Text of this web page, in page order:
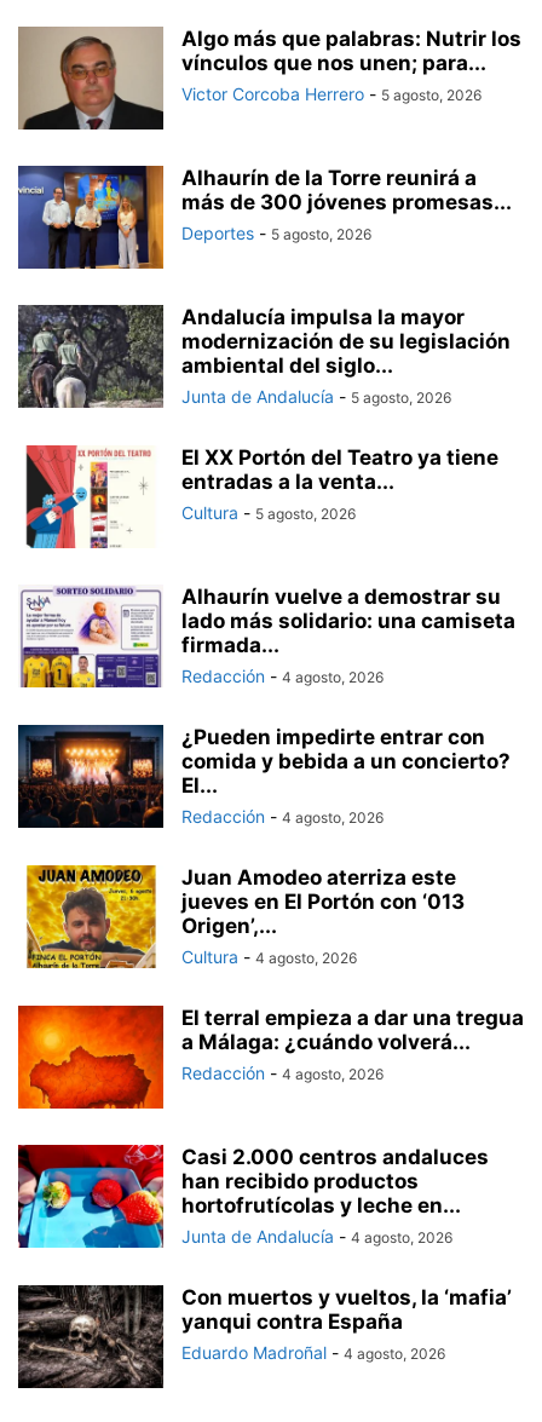
Algo más que palabras: Nutrir los
vínculos que nos unen; para...
Victor Corcoba Herrero - 5 agosto, 2026
Alhaurín de la Torre reunirá a
más de 300 jóvenes promesas...
Deportes - 5 agosto, 2026
Andalucía impulsa la mayor
modernización de su legislación
ambiental del siglo...
Junta de Andalucía - 5 agosto, 2026
El XX Portón del Teatro ya tiene
entradas a la venta...
Cultura - 5 agosto, 2026
Alhaurín vuelve a demostrar su
lado más solidario: una camiseta
firmada...
Redacción - 4 agosto, 2026
¿Pueden impedirte entrar con
comida y bebida a un concierto?
El...
Redacción - 4 agosto, 2026
Juan Amodeo aterriza este
jueves en El Portón con ‘013
Origen’,...
Cultura - 4 agosto, 2026
El terral empieza a dar una tregua
a Málaga: ¿cuándo volverá...
Redacción - 4 agosto, 2026
Casi 2.000 centros andaluces
han recibido productos
hortofrutícolas y leche en...
Junta de Andalucía - 4 agosto, 2026
Con muertos y vueltos, la ‘mafia’
yanqui contra España
Eduardo Madroñal - 4 agosto, 2026